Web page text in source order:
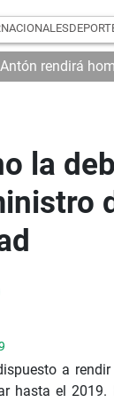
Antón rendirá
la
a
hasta el